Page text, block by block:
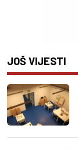
JOŠ VIJESTI